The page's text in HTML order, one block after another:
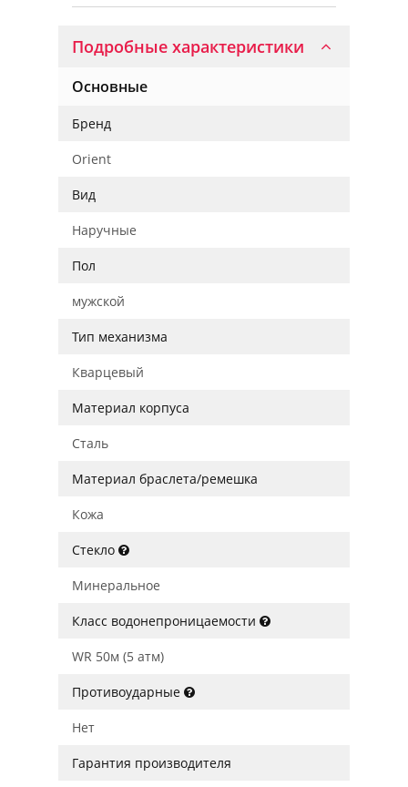
Подробные характеристики
Основные
Бренд
Orient
Вид
Наручные
Пол
мужской
Тип механизма
Кварцевый
Материал корпуса
Сталь
Материал браслета/ремешка
Кожа
Стекло
Минеральное
Класс водонепроницаемости
WR 50м (5 атм)
Противоударные
Нет
Гарантия производителя